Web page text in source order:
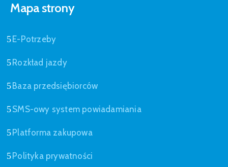
Mapa strony
E-Potrzeby
Rozkład jazdy
Baza przedsiębiorców
SMS-owy system powiadamiania
Platforma zakupowa
Polityka prywatności